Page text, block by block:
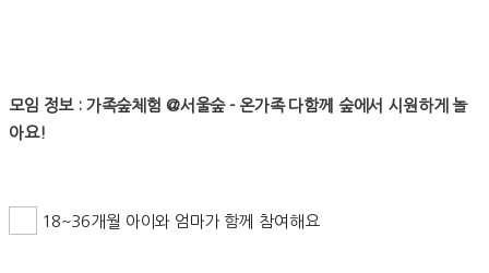
모임 정보 : 가족숲체험 @서울숲 - 온가족 다함께 숲에서 시원하게 놀
아요!
18~36개월 아이와 엄마가 함께 참여해요